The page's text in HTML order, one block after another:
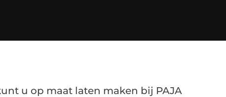
u op maat laten maken bij PAJA